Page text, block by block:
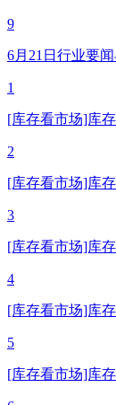
9
6月21日行业要
1
[库存看市场]库
2
[库存看市场]库
3
[库存看市场]库
4
[库存看市场]库
5
[库存看市场]库